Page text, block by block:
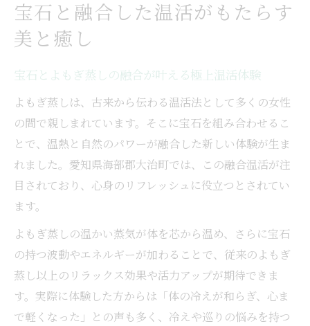
宝石と融合した温活がもたらす
美と癒し
宝石とよもぎ蒸しの融合が叶える極上温活体験
よもぎ蒸しは、古来から伝わる温活法として多くの女性
の間で親しまれています。そこに宝石を組み合わせるこ
とで、温熱と自然のパワーが融合した新しい体験が生ま
れました。愛知県海部郡大治町では、この融合温活が注
目されており、心身のリフレッシュに役立つとされてい
ます。
よもぎ蒸しの温かい蒸気が体を芯から温め、さらに宝石
の持つ波動やエネルギーが加わることで、従来のよもぎ
蒸し以上のリラックス効果や活力アップが期待できま
す。実際に体験した方からは「体の冷えが和らぎ、心ま
で軽くなった」との声も多く、冷えや巡りの悩みを持つ